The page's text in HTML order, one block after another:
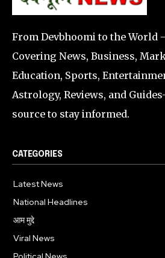
From Devbhoomi to the World –
Covering News, Business,
Education, Sports,
Astrology, Reviews, and
source to stay informed.
CATEGORIES
Latest News
National Headlines
आम मुद्दे
Viral News